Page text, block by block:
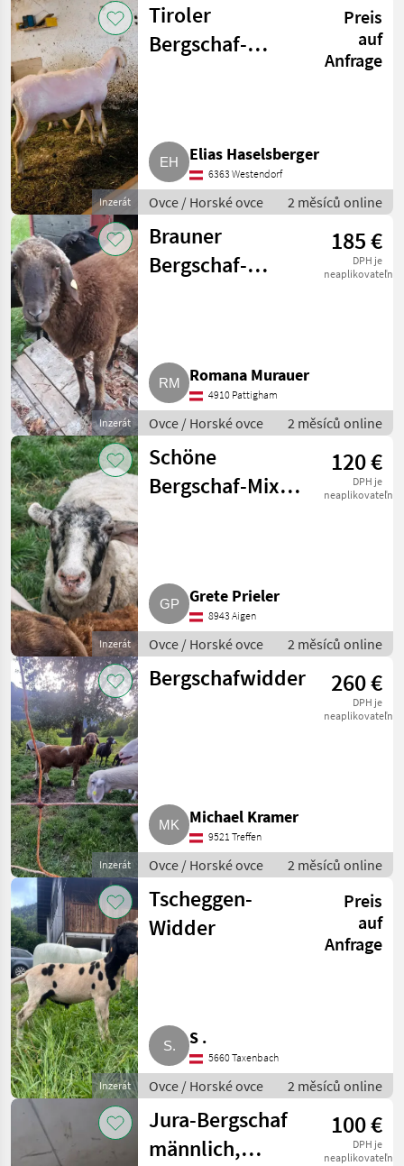
Inzerát
Tiroler
Bergschaf-
Preis
auf
Anfrage
Elias Haselsberger
6363 Westendorf
Ovce / Horské ovce 2 měsíců online
Inzerát
Brauner
Bergschaf-
185 €
DPH je
neaplikovateľné
Romana Murauer
4910 Pattigham
Ovce / Horské ovce 2 měsíců online
Inzerát
Schöne
Bergschaf-Mix-
120 €
DPH je
neaplikovateľné
Grete Prieler
8943 Aigen
Ovce / Horské ovce 2 měsíců online
Inzerát
Bergschafwidder 260 €
DPH je
neaplikovateľné
Michael Kramer
9521 Treffen
Ovce / Horské ovce 2 měsíců online
Inzerát
Tscheggen-
Widder
Preis
auf
Anfrage
S .
5660 Taxenbach
Ovce / Horské ovce 2 měsíců online
Jura-Bergschaf
männlich,
100 €
DPH je
neaplikovateľné